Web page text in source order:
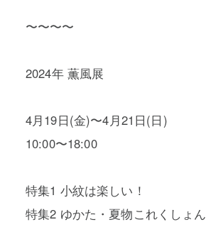
〜〜〜〜
2024年 薫風展
4月19日(金)〜4月21日(日)
10:00〜18:00
特集1 小紋は楽しい！
特集2 ゆかた・夏物これくしょん